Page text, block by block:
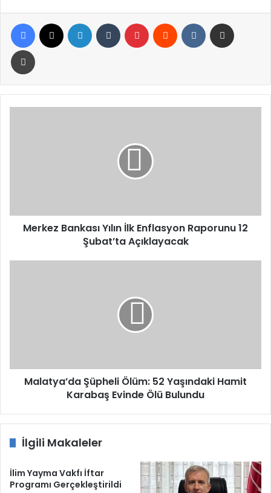
Facebook LinkedIn Tumblr Pinterest Reddit VKontakte
Yazdır
Açıklayacak
Merkez Bankası Yılın İlk Enflasyon Raporunu 12
Şubat’ta Açıklayacak
Ölü
Bulundu
Malatya’da Şüpheli Ölüm: 52 Yaşındaki Hamit
Karabaş Evinde Ölü Bulundu
İlgili Makaleler
İlim Yayma Vakfı İftar
Programı Gerçekleştirildi